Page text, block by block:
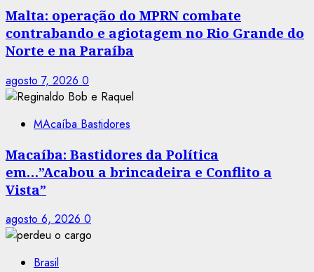
Malta: operação do MPRN combate
contrabando e agiotagem no Rio Grande do
Norte e na Paraíba
agosto 7, 2026 0
MAcaíba Bastidores
Macaíba: Bastidores da Política
em…”Acabou a brincadeira e Conflito a
Vista”
agosto 6, 2026 0
Brasil